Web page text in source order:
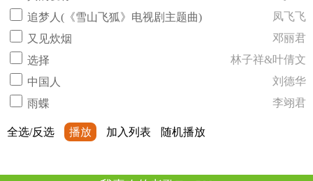
追梦人(《雪山飞狐》电视剧主题曲)
凤飞飞
又见炊烟
邓丽君
选择
林子祥&叶倩文
中国人
刘德华
雨蝶
李翊君
全选/反选 播放 加入列表 随机播放